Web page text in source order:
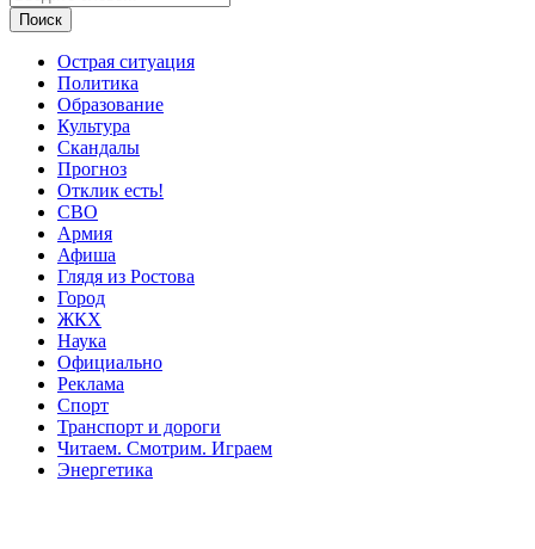
Острая ситуация
Политика
Образование
Культура
Скандалы
Прогноз
Отклик есть!
СВО
Армия
Афиша
Глядя из Ростова
Город
ЖКХ
Наука
Официально
Реклама
Спорт
Транспорт и дороги
Читаем. Смотрим. Играем
Энергетика